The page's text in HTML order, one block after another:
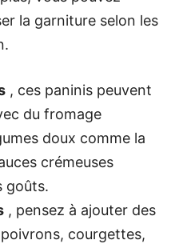
la garniture selon les
, ces paninis peuvent
du fromage
doux comme la
crémeuses
goûts.
, pensez à ajouter des
courgettes,